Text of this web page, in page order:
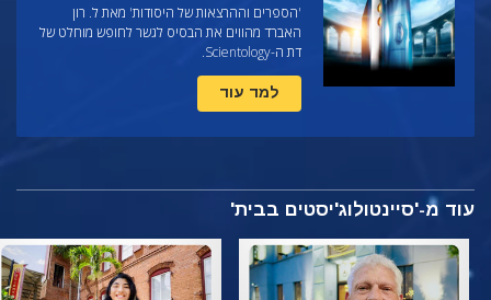
'הספרים וההרצאות של היסודות' מאת ל. רון
האברד מהווים את הבסיס לגשר לחופש מוחלט של
דת ה-Scientology.
למד עוד
עוד מ-'סיינטולוג'יסטים בבית'